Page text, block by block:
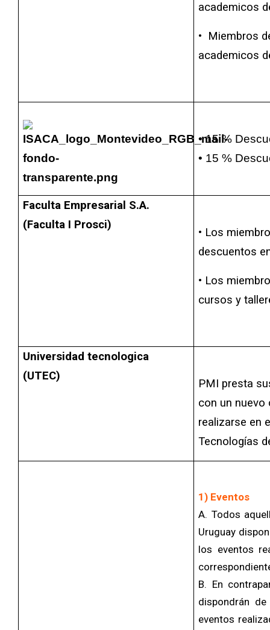
academicos
• Miembros
academicos
•15 %
• 15 %
Faculta Empresarial S.A.
(Faculta I Prosci)
• Los
descuentos
• Los
cursos y
Universidad tecnologica
(UTEC)
PMI presta
con un nuevo
realizarse en
Tecnologías
1) Eventos
A. Todos
Uruguay
los eventos
B. En
dispondrán
eventos